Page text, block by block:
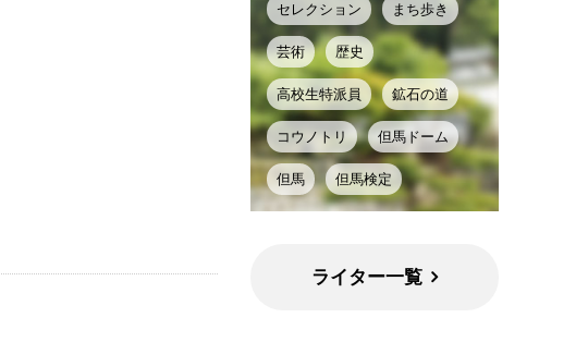
セレクション まち歩き
芸術 歴史
高校生特派員 鉱石の道
コウノトリ 但馬ドーム
但馬 但馬検定
ライター一覧